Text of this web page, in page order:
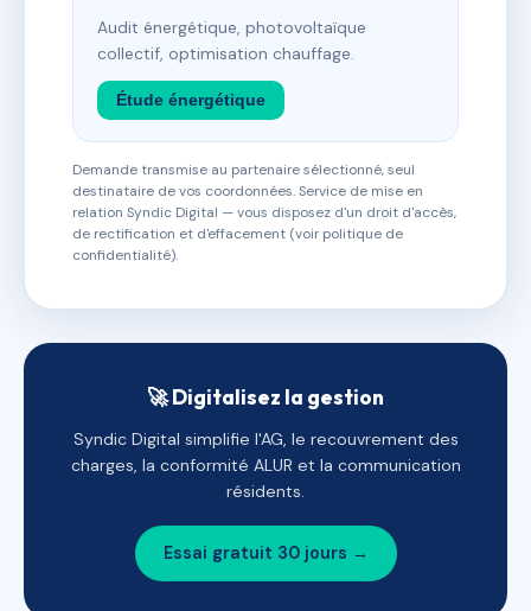
Audit énergétique, photovoltaïque
collectif, optimisation chauffage.
Étude énergétique
Demande transmise au partenaire sélectionné, seul
destinataire de vos coordonnées. Service de mise en
relation Syndic Digital — vous disposez d'un droit d'accès,
de rectification et d'effacement (voir politique de
confidentialité).
🚀 Digitalisez la gestion
Syndic Digital simplifie l'AG, le recouvrement des
charges, la conformité ALUR et la communication
résidents.
Essai gratuit 30 jours →